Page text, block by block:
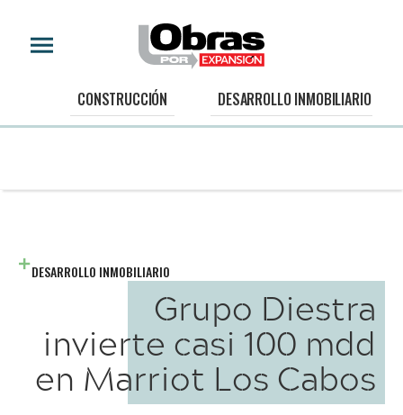
CONSTRUCCIÓN DESARROLLO INMOBILIARIO
DESARROLLO INMOBILIARIO
Grupo Diestra
invierte casi 100 mdd
en Marriot Los Cabos